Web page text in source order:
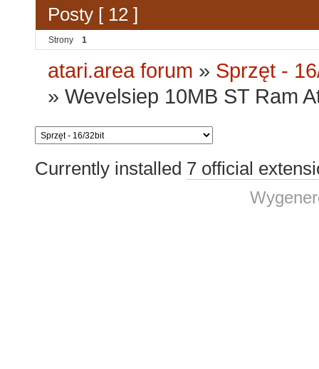
Posty [ 12 ]
Strony 1
atari.area forum » Sprzęt -
»Wevelsiep 10MB ST Ram
Currently installed 7 official